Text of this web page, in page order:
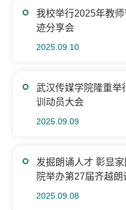
我校举行2025年教师
迹分享会
2025.09.10
武汉传媒学院隆重举
训动员大会
2025.09.09
发掘朗诵人才 彰显
院举办第27届齐越
2025.09.08